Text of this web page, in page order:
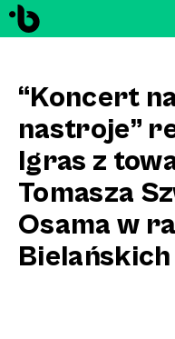
Przejdź do treści
“Koncert
nastroje”
Igras z
Tomasza
Osama w